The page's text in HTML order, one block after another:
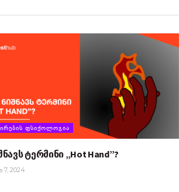
ᲤᲡᲘᲥᲝᲚᲝᲒᲘᲐ
ტერმინი „Hot Hand”?
7, 2024